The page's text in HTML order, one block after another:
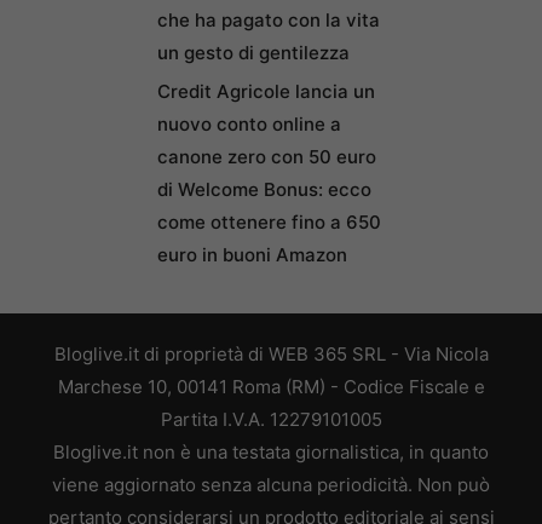
che ha pagato con la vita
un gesto di gentilezza
Credit Agricole lancia un
nuovo conto online a
canone zero con 50 euro
di Welcome Bonus: ecco
come ottenere fino a 650
euro in buoni Amazon
Bloglive.it di proprietà di WEB 365 SRL - Via Nicola
Marchese 10, 00141 Roma (RM) - Codice Fiscale e
Partita I.V.A. 12279101005
Bloglive.it non è una testata giornalistica, in quanto
viene aggiornato senza alcuna periodicità. Non può
pertanto considerarsi un prodotto editoriale ai sensi